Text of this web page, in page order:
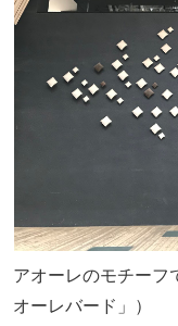
アオーレのモチーフ
オーレバード」）